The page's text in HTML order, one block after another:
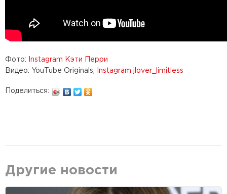
Фото:
Instagram Кэти Перри
Видео: YouTube Originals,
Instagram jlover_limitless
Поделиться:
Другие новости